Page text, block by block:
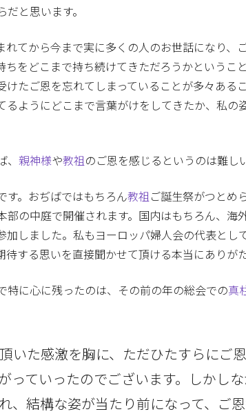
と思います。
れてから今まで実に多くの人のお世話になり、
ちをどこまで持ち続けてきただろうかというこ
けたご恩を忘れてしまっていることが多々ある
るようにどこまで言葉がけをしてきたか、私の
親神様や教祖 のご恩を感じるというのは難し
す。おぢばではもちろん教祖 ご誕生祭がつとめ
部の中庭で開催されます。国内はもちろん、海
加しました。私もヨーロッパ婦人会の代表とし
する思いを直接聞かせて頂ける本当にありがた
特に心に残ったのは、その前の年の総会での真
いた感激を胸に、ただひたすらにご
っていったのでございます。しかし
、結構な姿が当たり前になって、ご